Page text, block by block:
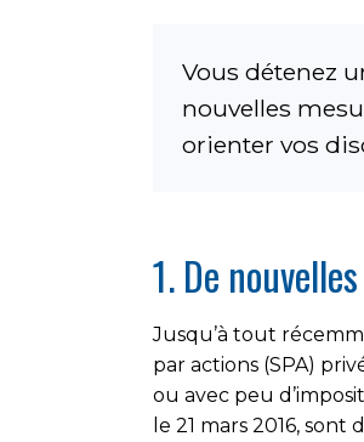
Vous détenez
nouvelles
orienter vos
1. De
Jusqu’à tout
par actions (SPA)
ou avec peu
le 21 mars 2016,